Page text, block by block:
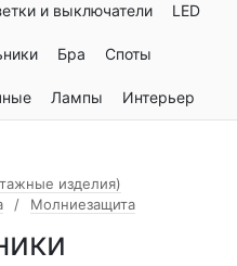
и выключатели LED
Бра Споты
Лампы Интерьер
изделия)
Молниезащита